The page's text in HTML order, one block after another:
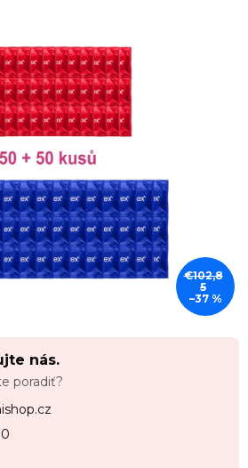
€102,8
5
–37 %
nás.
poradiť?